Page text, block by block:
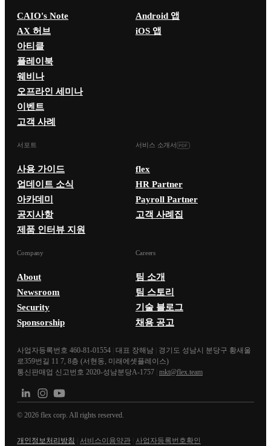
CAIO's Note
AX 허브
아티클
플레이북
웨비나
오프라인 세미나
이벤트
고객 사례
Android 앱
iOS 앱
서포트
사용 가이드
업데이트 소식
아카데미
공지사항
제품 인터뷰 지원
서비스 소개서
flex
HR Partner
Payroll Partner
고객 사례집
Company
About
Newsroom
Security
Sponsorship
Careers
팀 소개
팀 스토리
기술 블로그
채용 공고
사업자등록번호 460-81-01554 대표 장해남
경기도 성남시 분당구 황새울
로359번길 11 7, 8층 (서현동, 미래에셋플레이스)
통신판매업 신고번호 2020-성남분당A-1757 mkt@flex.team
© 2026 flex corp. All rights reserved.
개인정보처리방침 서비스이용약관 사업자등록번호확인